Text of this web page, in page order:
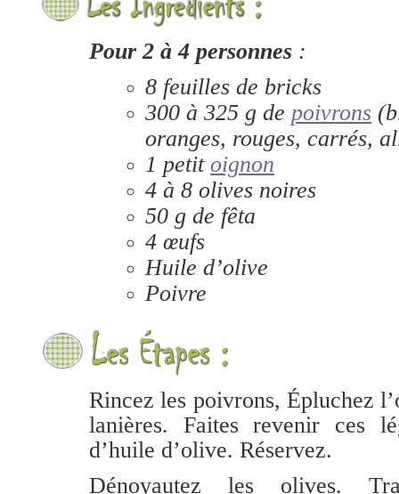
Pour 2 à 4 personnes :
8 feuilles de bricks
300 à 325 g de poivrons
oranges, rouges, carrés,
1 petit oignon
4 à 8 olives noires
50 g de fêta
4 œufs
Huile d’olive
Poivre
Rincez les poivrons, Épluchez
lanières. Faites revenir ces
d’huile d’olive. Réservez.
Dénoyautez les olives.